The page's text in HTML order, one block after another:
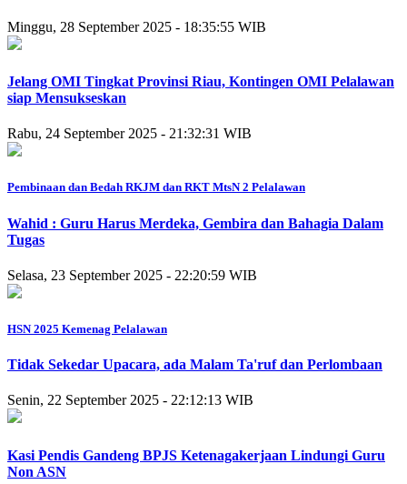
Minggu, 28 September 2025 - 18:35:55 WIB
Jelang OMI Tingkat Provinsi Riau, Kontingen OMI Pelalawan
siap Mensukseskan
Rabu, 24 September 2025 - 21:32:31 WIB
Pembinaan dan Bedah RKJM dan RKT MtsN 2 Pelalawan
Wahid : Guru Harus Merdeka, Gembira dan Bahagia Dalam
Tugas
Selasa, 23 September 2025 - 22:20:59 WIB
HSN 2025 Kemenag Pelalawan
Tidak Sekedar Upacara, ada Malam Ta'ruf dan Perlombaan
Senin, 22 September 2025 - 22:12:13 WIB
Kasi Pendis Gandeng BPJS Ketenagakerjaan Lindungi Guru
Non ASN